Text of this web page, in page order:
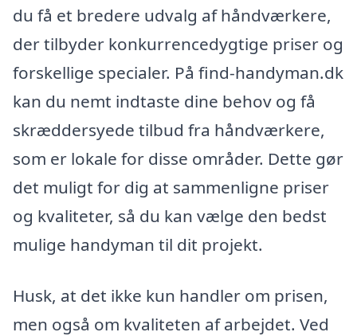
du få et bredere udvalg af håndværkere,
der tilbyder konkurrencedygtige priser og
forskellige specialer. På find-handyman.dk
kan du nemt indtaste dine behov og få
skræddersyede tilbud fra håndværkere,
som er lokale for disse områder. Dette gør
det muligt for dig at sammenligne priser
og kvaliteter, så du kan vælge den bedst
mulige handyman til dit projekt.
Husk, at det ikke kun handler om prisen,
men også om kvaliteten af arbejdet. Ved